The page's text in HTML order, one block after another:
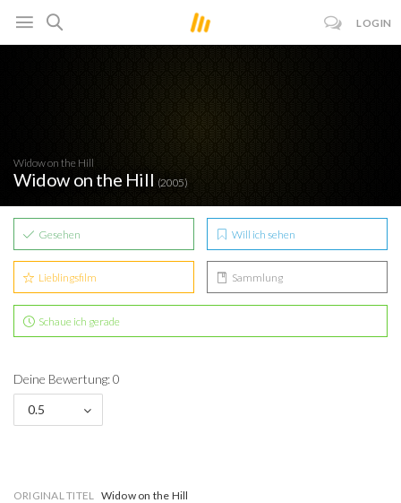
LOGIN
Widow on the Hill
Widow on the Hill (2005)
Gesehen Will ich sehen
Lieblingsfilm Sammlung
Schaue ich gerade
Deine Bewertung: 0
0.5
ORIGINAL TITEL Widow on the Hill